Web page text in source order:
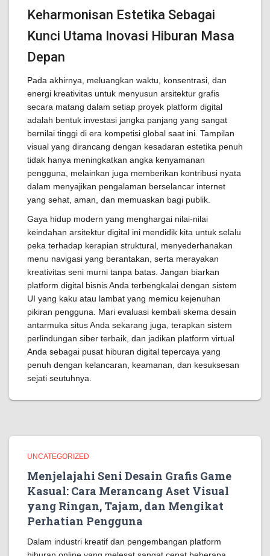
Keharmonisan Estetika Sebagai
Kunci Utama Inovasi Hiburan Masa
Depan
Pada akhirnya, meluangkan waktu, konsentrasi, dan
energi kreativitas untuk menyusun arsitektur grafis
secara matang dalam setiap proyek platform digital
adalah bentuk investasi jangka panjang yang sangat
bernilai tinggi di era kompetisi global saat ini. Tampilan
visual yang dirancang dengan kesadaran estetika penuh
tidak hanya meningkatkan angka kenyamanan
pengguna, melainkan juga memberikan kontribusi nyata
dalam menyajikan pengalaman berselancar internet
yang sehat, aman, dan memuaskan bagi publik.
Gaya hidup modern yang menghargai nilai-nilai
keindahan arsitektur digital ini mendidik kita untuk selalu
peka terhadap kerapian struktural, menyederhanakan
menu navigasi yang berantakan, serta merayakan
kreativitas seni murni tanpa batas. Jangan biarkan
platform digital bisnis Anda terbengkalai dengan sistem
UI yang kaku atau lambat yang memicu kejenuhan
pikiran pengguna. Mari evaluasi kembali skema desain
antarmuka situs Anda sekarang juga, terapkan sistem
perlindungan siber terbaik, dan jadikan platform virtual
Anda sebagai pusat hiburan digital tepercaya yang
penuh dengan kelancaran, keamanan, dan kesuksesan
sejati seutuhnya.
UNCATEGORIZED
Menjelajahi Seni Desain Grafis Game
Kasual: Cara Merancang Aset Visual
yang Ringan, Tajam, dan Mengikat
Perhatian Pengguna
Dalam industri kreatif dan pengembangan platform